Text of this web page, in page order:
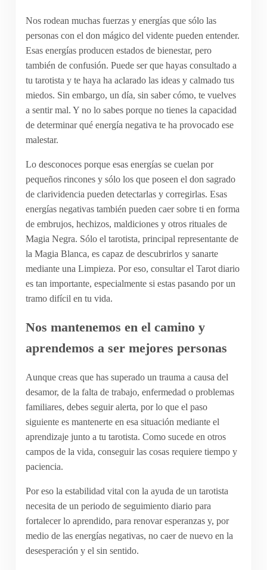
Nos rodean muchas fuerzas y energías que sólo las
personas con el don mágico del vidente pueden entender.
Esas energías producen estados de bienestar, pero
también de confusión. Puede ser que hayas consultado a
tu tarotista y te haya ha aclarado las ideas y calmado tus
miedos. Sin embargo, un día, sin saber cómo, te vuelves
a sentir mal. Y no lo sabes porque no tienes la capacidad
de determinar qué energía negativa te ha provocado ese
malestar.
Lo desconoces porque esas energías se cuelan por
pequeños rincones y sólo los que poseen el don sagrado
de clarividencia pueden detectarlas y corregirlas. Esas
energías negativas también pueden caer sobre ti en forma
de embrujos, hechizos, maldiciones y otros rituales de
Magia Negra. Sólo el tarotista, principal representante de
la Magia Blanca, es capaz de descubrirlos y sanarte
mediante una Limpieza. Por eso, consultar el Tarot diario
es tan importante, especialmente si estas pasando por un
tramo difícil en tu vida.
Nos mantenemos en el camino y
aprendemos a ser mejores personas
Aunque creas que has superado un trauma a causa del
desamor, de la falta de trabajo, enfermedad o problemas
familiares, debes seguir alerta, por lo que el paso
siguiente es mantenerte en esa situación mediante el
aprendizaje junto a tu tarotista. Como sucede en otros
campos de la vida, conseguir las cosas requiere tiempo y
paciencia.
Por eso la estabilidad vital con la ayuda de un tarotista
necesita de un periodo de seguimiento diario para
fortalecer lo aprendido, para renovar esperanzas y, por
medio de las energías negativas, no caer de nuevo en la
desesperación y el sin sentido.